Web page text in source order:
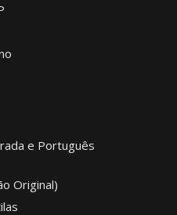
e Português
Original)